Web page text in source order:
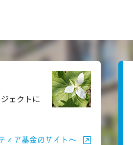
ェクトに
ィア基金のサイトへ